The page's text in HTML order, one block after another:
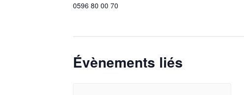
0596 80 00 70
Évènements liés